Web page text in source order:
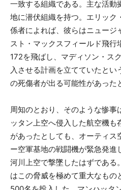
一致する組織である。主な活動
地に潜伏組織を持つ。エリック
係者によれば、彼らはニュージ
スト・マックスフィールド飛行
172を飛ばし、マディソン・ス
入させる計画を立てていたとい
の死傷者が出る可能性があった
周知のとおり、そのような惨事
ッタン上空へ侵入した航空機
があったとしても、オーティス
ー空軍基地の戦闘機が緊急発
河川上空で撃墜したはずである
はこの脅威を極めて重大なもの